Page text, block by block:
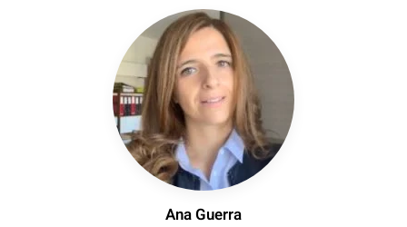
Ana Guerra